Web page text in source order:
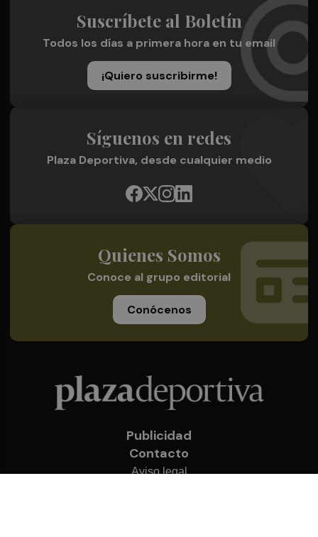
Suscríbete al Boletín
Todos los días a primera hora en tu email
¡Quiero suscribirme!
Síguenos en redes
Plaza Deportiva, desde cualquier medio
Quienes Somos
Conoce al grupo editorial
Conócenos
Publicidad
Contacto
Aviso legal